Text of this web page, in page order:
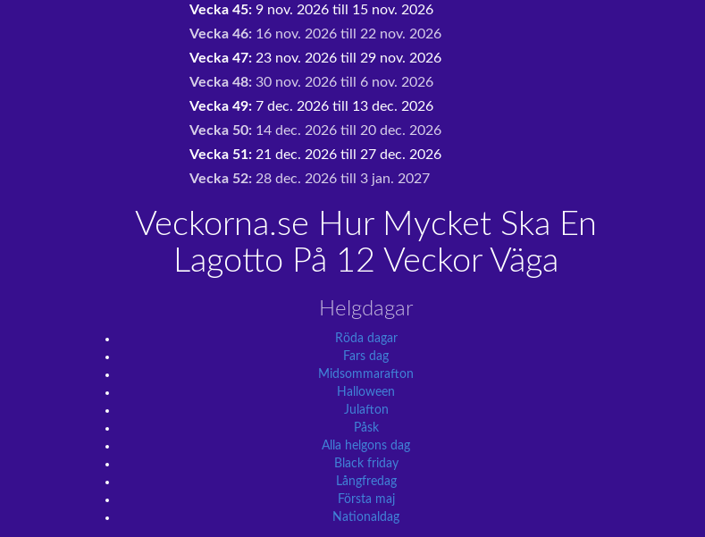
Vecka 45: 9 nov. 2026 till 15 nov. 2026
Vecka 46: 16 nov. 2026 till 22 nov. 2026
Vecka 47: 23 nov. 2026 till 29 nov. 2026
Vecka 48: 30 nov. 2026 till 6 nov. 2026
Vecka 49: 7 dec. 2026 till 13 dec. 2026
Vecka 50: 14 dec. 2026 till 20 dec. 2026
Vecka 51: 21 dec. 2026 till 27 dec. 2026
Vecka 52: 28 dec. 2026 till 3 jan. 2027
Veckorna.se Hur Mycket Ska En
Lagotto På 12 Veckor Väga
Helgdagar
Röda dagar
Fars dag
Midsommarafton
Halloween
Julafton
Påsk
Alla helgons dag
Black friday
Långfredag
Första maj
Nationaldag